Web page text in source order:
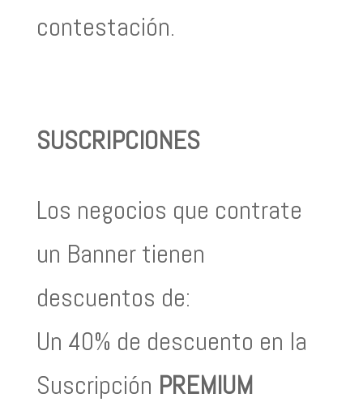
contestación.
SUSCRIPCIONES
Los negocios que contrate
un Banner tienen
descuentos de:
Un 40% de descuento en la
Suscripción PREMIUM